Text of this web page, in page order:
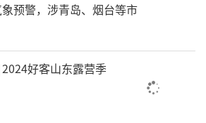
预警，涉青岛、烟台等市
好客山东露营季